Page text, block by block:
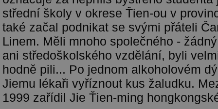
střední školy v okrese Ťien-ou v
také začal podnikat se svými přáteli
Linem. Měli mnoho společného -
ani středoškolského vzdělání, byli
hodně pili... Po jednom alkoholovém
Jiemu lékaři vyříznout kus žaludku.
1999 zařídil Jie Ťien-ming